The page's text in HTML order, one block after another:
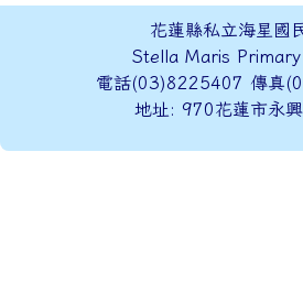
頁尾區域內容花蓮縣私立海星國
Stella Maris Primary
電話(03)8225407 傳真
地址: 970花蓮市永